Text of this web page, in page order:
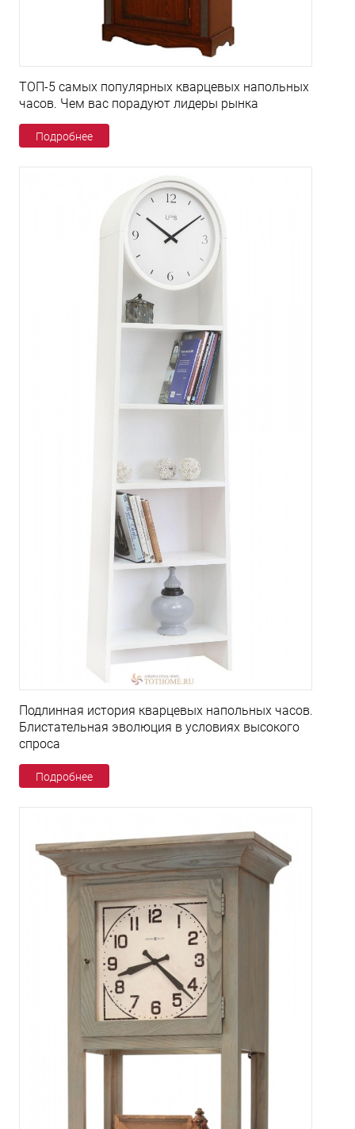
ТОП-5 самых популярных кварцевых напольных
часов. Чем вас порадуют лидеры рынка
Подробнее
Подлинная история кварцевых напольных часов.
Блистательная эволюция в условиях высокого
спроса
Подробнее